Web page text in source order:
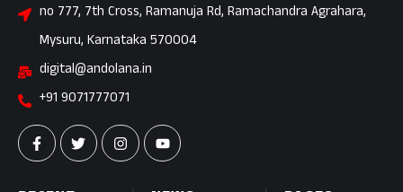
no 777, 7th Cross, Ramanuja Rd, Ramachandra Agrahara,
Mysuru, Karnataka 570004
digital@andolana.in
+91 9071777071